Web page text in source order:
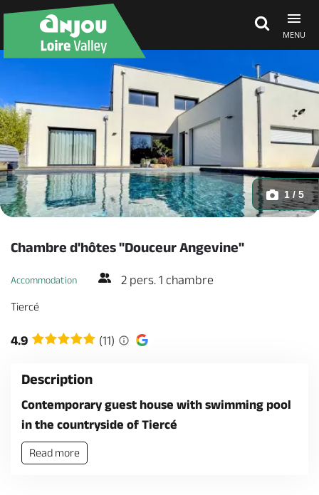
MENU
See & do
What's on
1 / 5
Chambre d'hôtes "Douceur Angevine"
Accommodation 2 pers. 1 chambre
Tiercé
4.9 (11)
Description
Contemporary guest house with swimming pool
in the countryside of Tiercé
Read more